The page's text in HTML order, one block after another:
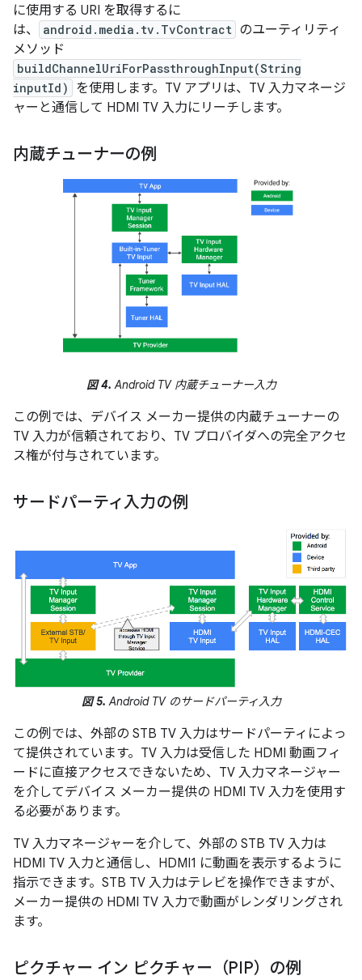
に使用する URI を取得するに
は、
android.media.tv.TvContract のユーティリティ
メソッド
buildChannelUriForPassthroughInput(String
inputId)
を使用します。TV アプリは、TV 入力マネージ
ャーと通信して HDMI TV 入力にリーチします。
内蔵チューナーの例
図 4. Android TV 内蔵チューナー入力
この例では、デバイス メーカー提供の内蔵チューナーの
TV 入力が信頼されており、TV プロバイダへの完全アクセ
ス権が付与されています。
サードパーティ入力の例
図 5. Android TV のサードパーティ入力
この例では、外部の STB TV 入力はサードパーティによっ
て提供されています。TV 入力は受信した HDMI 動画フィ
ードに直接アクセスできないため、TV 入力マネージャー
を介してデバイス メーカー提供の HDMI TV 入力を使用す
る必要があります。
TV 入力マネージャーを介して、外部の STB TV 入力は
HDMI TV 入力と通信し、HDMI1 に動画を表示するように
指示できます。STB TV 入力はテレビを操作できますが、
メーカー提供の HDMI TV 入力で動画がレンダリングされ
ます。
ピクチャー イン ピクチャー（PIP）の例